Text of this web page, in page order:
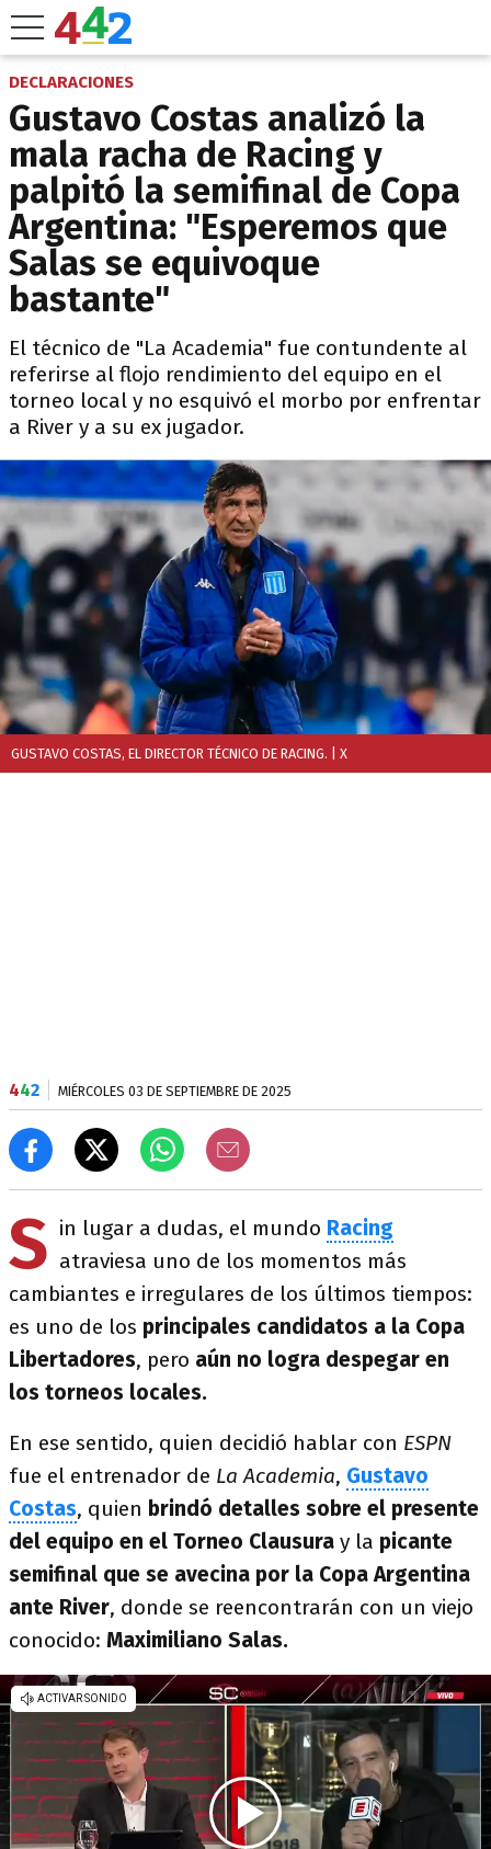
DECLARACIONES
Gustavo Costas analizó la
mala racha de Racing y
palpitó la semifinal de Copa
Argentina: "Esperemos que
Salas se equivoque
bastante"
El técnico de "La Academia" fue contundente al
referirse al flojo rendimiento del equipo en el
torneo local y no esquivó el morbo por enfrentar
a River y a su ex jugador.
GUSTAVO COSTAS, EL DIRECTOR TÉCNICO DE RACING. | X
442 MIÉRCOLES 03 DE SEPTIEMBRE DE 2025
S in lugar a dudas, el mundo Racing
atraviesa uno de los momentos más
cambiantes e irregulares de los últimos tiempos:
es uno de los principales candidatos a la Copa
Libertadores, pero aún no logra despegar en
los torneos locales.
En ese sentido, quien decidió hablar con ESPN
fue el entrenador de La Academia, Gustavo
Costas, quien brindó detalles sobre el presente
del equipo en el Torneo Clausura y la picante
semifinal que se avecina por la Copa Argentina
ante River, donde se reencontrarán con un viejo
conocido: Maximiliano Salas.